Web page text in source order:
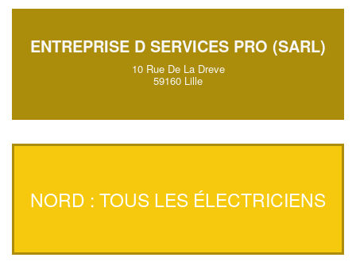
ENTREPRISE D SERVICES PRO (SARL)
10 Rue De La Dreve
59160 Lille
NORD : TOUS LES ÉLECTRICIENS